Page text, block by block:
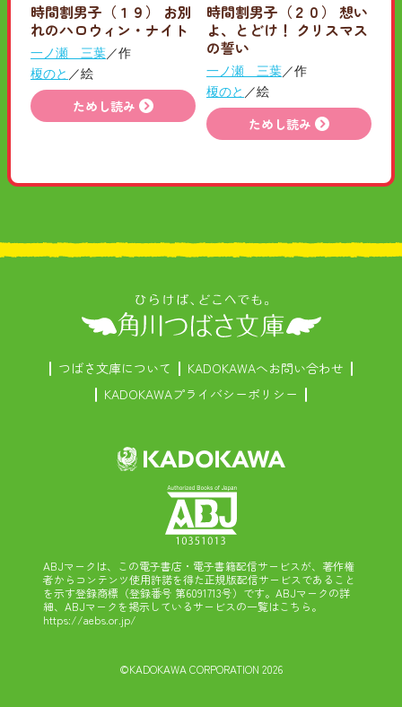
時間割男子（１９） お別
れのハロウィン・ナイト
一ノ瀬 三葉／作
榎のと ／絵
ためし読み
時間割男子（２０） 想い
よ、とどけ！ クリスマス
の誓い
一ノ瀬 三葉／作
榎のと ／絵
ためし読み
つばさ文庫について
KADOKAWAへお問い合わせ
KADOKAWAプライバシーポリシー
ABJマークは、この電子書店・電子書籍配信サービスが、著作権
者からコンテンツ使用許諾を得た正規版配信サービスであること
を示す登録商標（登録番号 第6091713号）です。ABJマークの詳
細、ABJマークを掲示しているサービスの一覧はこちら。
https://aebs.or.jp/
©KADOKAWA CORPORATION 2026